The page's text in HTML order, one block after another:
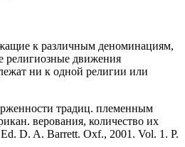
к различным деноминациям,
религиозные движения
ни к одной религии или
традиц. племенным
верования, количество их
D. A. Barrett. Oxf., 2001. Vol. 1. P.